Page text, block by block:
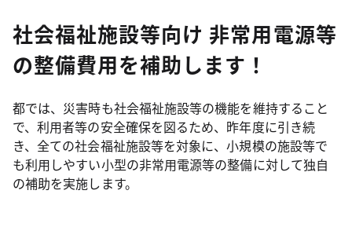
社会福祉施設等向け 非常用電源等
の整備費用を補助します！
都では、災害時も社会福祉施設等の機能を維持すること
で、利用者等の安全確保を図るため、昨年度に引き続
き、全ての社会福祉施設等を対象に、小規模の施設等で
も利用しやすい小型の非常用電源等の整備に対して独自
の補助を実施します。